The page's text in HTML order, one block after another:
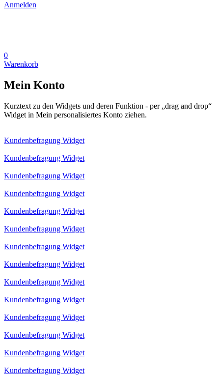
Anmelden
0
Warenkorb
Mein Konto
Kurztext zu den Widgets und deren Funktion - per „drag and drop“
Widget in Mein personalisiertes Konto ziehen.
Kundenbefragung Widget
Kundenbefragung Widget
Kundenbefragung Widget
Kundenbefragung Widget
Kundenbefragung Widget
Kundenbefragung Widget
Kundenbefragung Widget
Kundenbefragung Widget
Kundenbefragung Widget
Kundenbefragung Widget
Kundenbefragung Widget
Kundenbefragung Widget
Kundenbefragung Widget
Kundenbefragung Widget